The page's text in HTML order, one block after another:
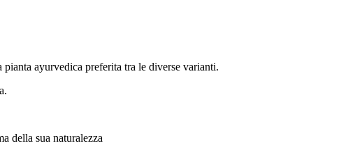
ayurvedica preferita tra le diverse varianti.
della sua naturalezza